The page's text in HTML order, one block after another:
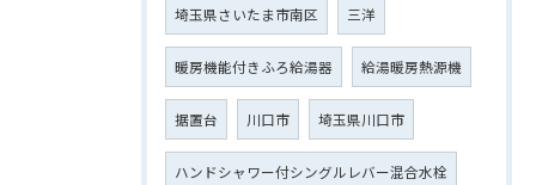
埼玉県さいたま市南区 三洋
暖房機能付きふろ給湯器 給湯暖房熱源機
据置台 川口市 埼玉県川口市
ハンドシャワー付シングルレバー混合水栓